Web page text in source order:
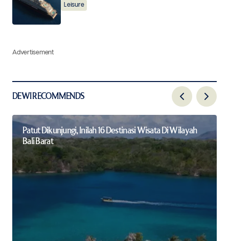
Leisure
Advertisement
DEWI RECOMMENDS
Patut Dikunjungi, Inilah 16 Destinasi Wisata Di Wilayah
Bali Barat